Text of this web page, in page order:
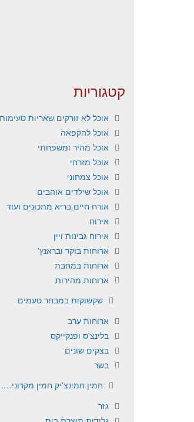
קטגוריות
אוכל לא זורקים שאריות
אוכל להקפאה
אוכל מהיר ומשפחתי
אוכל מזרחי
אוכל צמחוני
אוכל שילדים אוהבים
אורח חיים בריא מתכונים ועוד
אירוח
אירוח גבינות ויין
ארוחות בוקר ובראנץ'
ארוחות במחבת
ארוחות מהירות
שקשוקות במבחר טעמים
ארוחות ערב
בלינצ'ס ופנקייקס
בצקים שונים
בשר
חמין חמינצ'יק חמין מקרוני….
גזר